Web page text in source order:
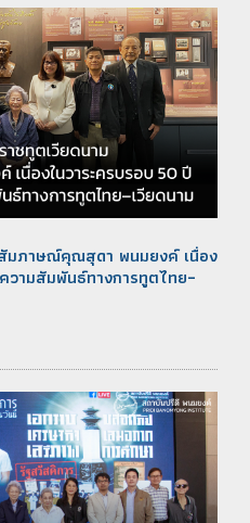
มภาษณ์คุณสุดา พนมยงค์ เนื่อง
วามสัมพันธ์ทางการทูตไทย–